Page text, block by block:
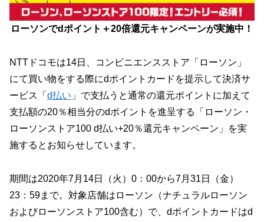
ローソンでdポイント＋20倍還元キャンペーンが実施中！
NTTドコモは14日、コンビニエンスストア「ローソン」
にて買い物をする際にdポイントカードを提示して決済サ
ービス「 d払い 」で支払うと通常の還元ポイントに加えて
支払額の20％相当分のdポイントを進呈する「ローソン・
ローソンストア100 d払い+20％還元キャンペーン」を実
施するとお知らせしています。
期間は2020年7月14日（火）0：00から7月31日（金）
23：59まで。対象店舗はローソン（ナチュラルローソン
およびローソンストア100含む）で、dポイントカードはd